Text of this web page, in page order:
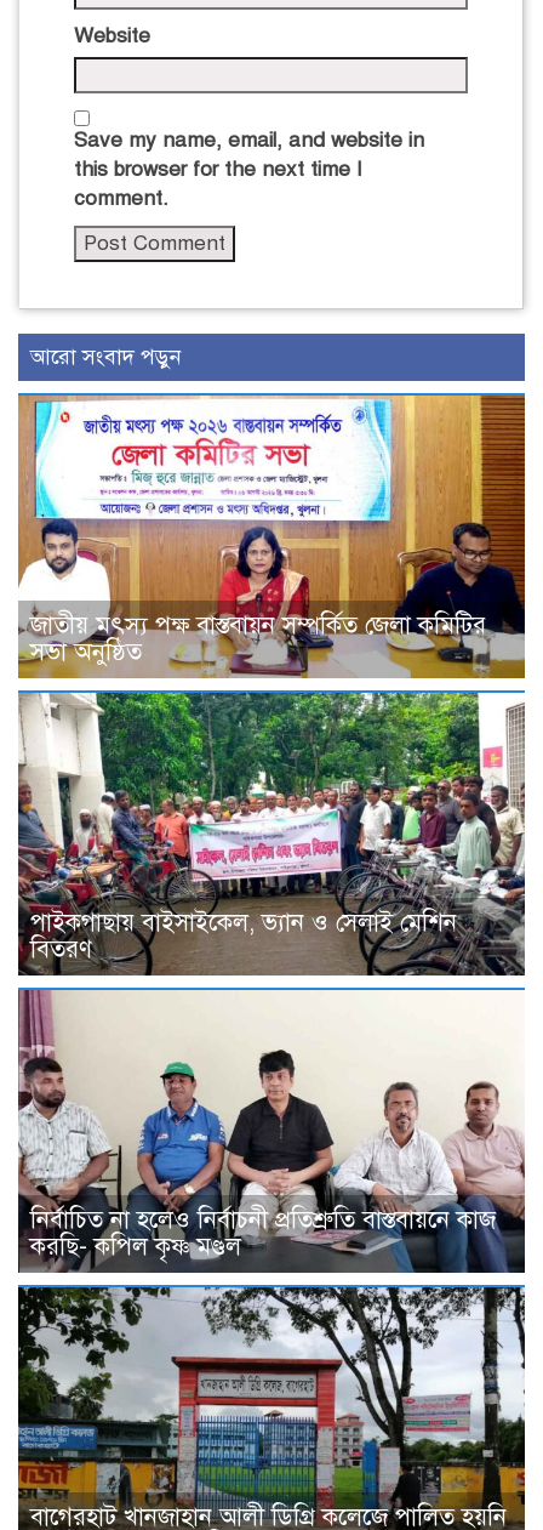
Website
Save my name, email, and website in
this browser for the next time I
comment.
আরো সংবাদ পড়ুন
জাতীয় মৎস্য পক্ষ বাস্তবায়ন সম্পর্কিত জেলা কমিটির
সভা অনুষ্ঠিত
পাইকগাছায় বাইসাইকেল, ভ্যান ও সেলাই মেশিন
বিতরণ
নির্বাচিত না হলেও নির্বাচনী প্রতিশ্রুতি বাস্তবায়নে কাজ
করছি- কপিল কৃষ্ণ মণ্ডল
বাগেরহাট খানজাহান আলী ডিগ্রি কলেজে পালিত হয়নি